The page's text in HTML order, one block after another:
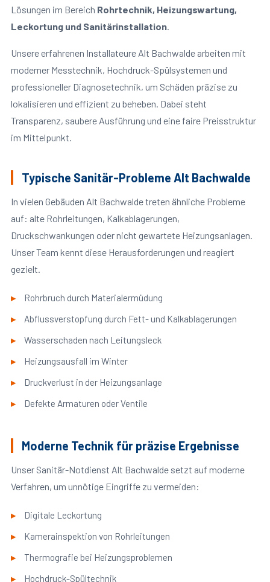
Lösungen im Bereich Rohrtechnik, Heizungswartung,
Leckortung und Sanitärinstallation.
Unsere erfahrenen Installateure Alt Bachwalde arbeiten mit
moderner Messtechnik, Hochdruck-Spülsystemen und
professioneller Diagnosetechnik, um Schäden präzise zu
lokalisieren und effizient zu beheben. Dabei steht
Transparenz, saubere Ausführung und eine faire Preisstruktur
im Mittelpunkt.
Typische Sanitär-Probleme Alt Bachwalde
In vielen Gebäuden Alt Bachwalde treten ähnliche Probleme
auf: alte Rohrleitungen, Kalkablagerungen,
Druckschwankungen oder nicht gewartete Heizungsanlagen.
Unser Team kennt diese Herausforderungen und reagiert
gezielt.
Rohrbruch durch Materialermüdung
Abflussverstopfung durch Fett- und Kalkablagerungen
Wasserschaden nach Leitungsleck
Heizungsausfall im Winter
Druckverlust in der Heizungsanlage
Defekte Armaturen oder Ventile
Moderne Technik für präzise Ergebnisse
Unser Sanitär-Notdienst Alt Bachwalde setzt auf moderne
Verfahren, um unnötige Eingriffe zu vermeiden:
Digitale Leckortung
Kamerainspektion von Rohrleitungen
Thermografie bei Heizungsproblemen
Hochdruck-Spültechnik